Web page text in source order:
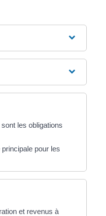
les obligations
pour les
et revenus à